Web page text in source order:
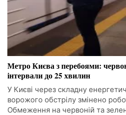
Метро Києва з перебоями:
інтервали до 25 хвилин
У Києві через складну
ворожого обстрілу змінено
Обмеження на червоній та